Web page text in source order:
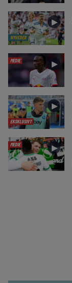
NYHEDER
►
MEDIE ►
EKSKLUSIVT
►
MEDIE ►